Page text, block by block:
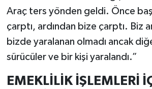
Araç ters yönden geldi. Önce
çarptı, ardından bize çarptı. Biz
bizde yaralanan olmadı ancak
sürücüler ve bir kişi yaralandı.”
EMEKLİLİK İŞLEMLERİ